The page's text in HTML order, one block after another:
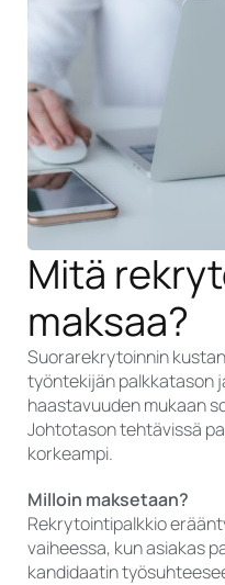
Mitä
maksaa?
Suorarekrytoinnin
työntekijän palkkatason
haastavuuden mukaan
Johtotason tehtävissä
korkeampi.
Milloin maksetaan?
Rekrytointipalkkio
vaiheessa, kun asiakas
kandidaatin